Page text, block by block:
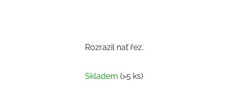
Rozrazil nať řez.
hodnocení
Skladem (>5 ks)